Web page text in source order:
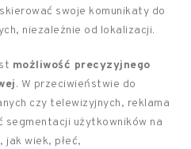
swoje komunikaty do
niezależnie od lokalizacji.
możliwość precyzyjnego
. W przeciwieństwie do
czy telewizyjnych, reklama
użytkowników na
wiek, płeć,